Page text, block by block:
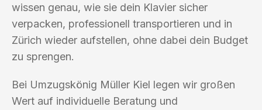
wissen genau, wie sie dein Klavier sicher
verpacken, professionell transportieren und in
Zürich wieder aufstellen, ohne dabei dein Budget
zu sprengen.
Bei Umzugskönig Müller Kiel legen wir großen
Wert auf individuelle Beratung und